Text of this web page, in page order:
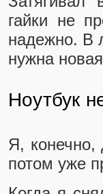
гайки не
надежно. В
нужна
Ноутбук
Я, конечно,
потом уже